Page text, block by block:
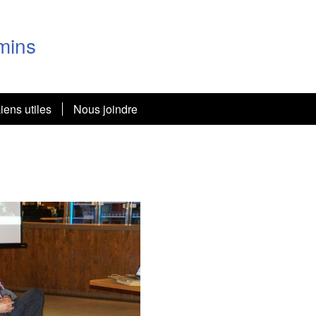
de Guy et Pierrette
Dallaire en Afrique du Sud
Dropbox
et de Pierrette
utiles Nous joindre